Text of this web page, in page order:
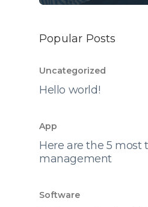
Popular Posts
Uncategorized
Hello world!
App
Here are the 5 most
management
Software